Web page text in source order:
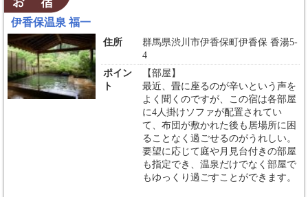
伊香保温泉 福一
住所
群馬県渋川市伊香保町伊香保 香湯5-
4
ポイン
ト
【部屋】
最近、畳に座るのが辛いという声を
よく聞くのですが、この宿は各部屋
に4人掛けソファが配置されてい
て、布団が敷かれた後も居場所に困
ることなく過ごせるのがうれしい。
要望に応じて庭や月見台付きの部屋
も指定でき、温泉だけでなく部屋で
もゆっくり過ごすことができます。